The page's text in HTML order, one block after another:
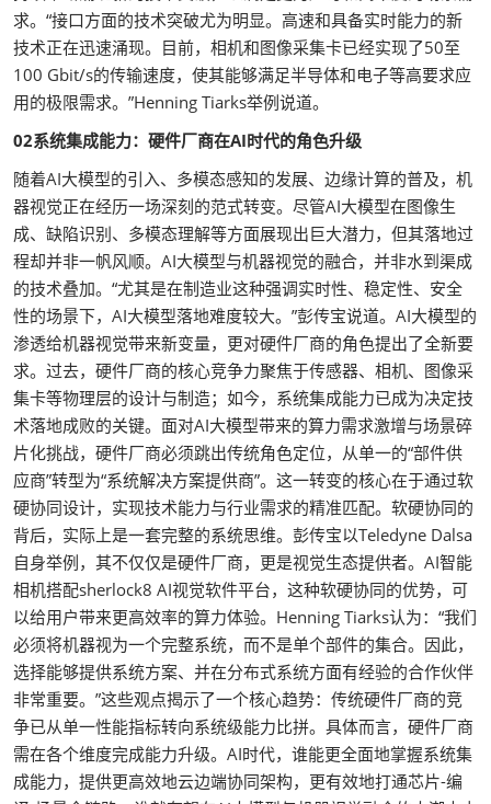
求。“接口方面的技术突破尤为明显。高速和具备实时能力的新
技术正在迅速涌现。目前，相机和图像采集卡已经实现了50至
100 Gbit/s的传输速度，使其能够满足半导体和电子等高要求应
用的极限需求。”Henning Tiarks举例说道。
02系统集成能力：硬件厂商在AI时代的角色升级
随着AI大模型的引入、多模态感知的发展、边缘计算的普及，机
器视觉正在经历一场深刻的范式转变。尽管AI大模型在图像生
成、缺陷识别、多模态理解等方面展现出巨大潜力，但其落地过
程却并非一帆风顺。AI大模型与机器视觉的融合，并非水到渠成
的技术叠加。“尤其是在制造业这种强调实时性、稳定性、安全
性的场景下，AI大模型落地难度较大。”彭传宝说道。AI大模型的
渗透给机器视觉带来新变量，更对硬件厂商的角色提出了全新要
求。过去，硬件厂商的核心竞争力聚焦于传感器、相机、图像采
集卡等物理层的设计与制造；如今，系统集成能力已成为决定技
术落地成败的关键。面对AI大模型带来的算力需求激增与场景碎
片化挑战，硬件厂商必须跳出传统角色定位，从单一的“部件供
应商”转型为“系统解决方案提供商”。这一转变的核心在于通过软
硬协同设计，实现技术能力与行业需求的精准匹配。软硬协同的
背后，实际上是一套完整的系统思维。彭传宝以Teledyne Dalsa
自身举例，其不仅仅是硬件厂商，更是视觉生态提供者。AI智能
相机搭配sherlock8 AI视觉软件平台，这种软硬协同的优势，可
以给用户带来更高效率的算力体验。Henning Tiarks认为：“我们
必须将机器视为一个完整系统，而不是单个部件的集合。因此，
选择能够提供系统方案、并在分布式系统方面有经验的合作伙伴
非常重要。”这些观点揭示了一个核心趋势：传统硬件厂商的竞
争已从单一性能指标转向系统级能力比拼。具体而言，硬件厂商
需在各个维度完成能力升级。AI时代，谁能更全面地掌握系统集
成能力，提供更高效地云边端协同架构，更有效地打通芯片-编